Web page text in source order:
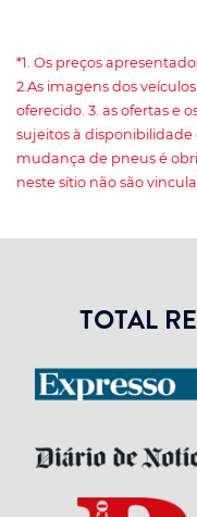
*1. Os preços
2.As imagens dos
oferecido. 3. as ofertas e
sujeitos à disponibilidade
mudança de pneus é
neste sítio não são
TOTAL